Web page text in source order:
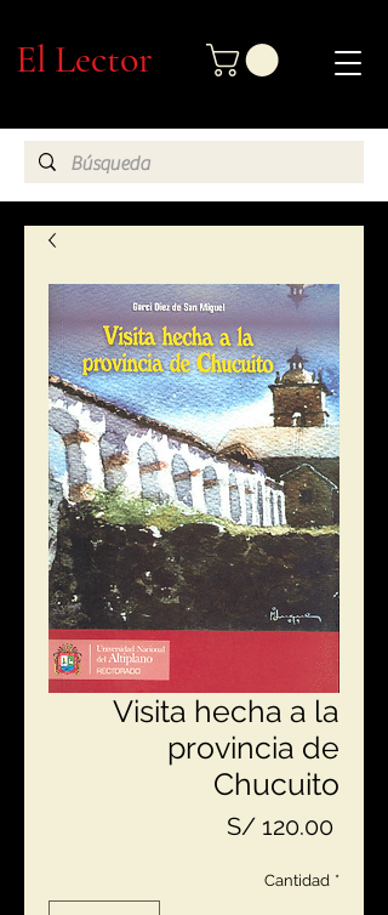
El Lector
Visita hecha a la
provincia de
Chucuito
S/ 120.00Precio
Cantidad *